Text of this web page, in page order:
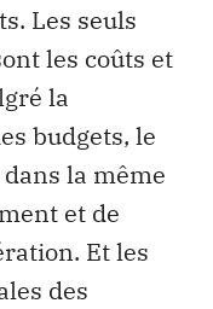
Les seuls
les coûts et
la
budgets, le
la même
et de
Et les
des